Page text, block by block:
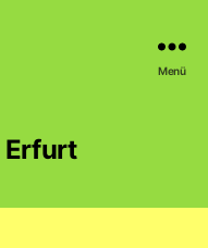
Menü
Erfurt